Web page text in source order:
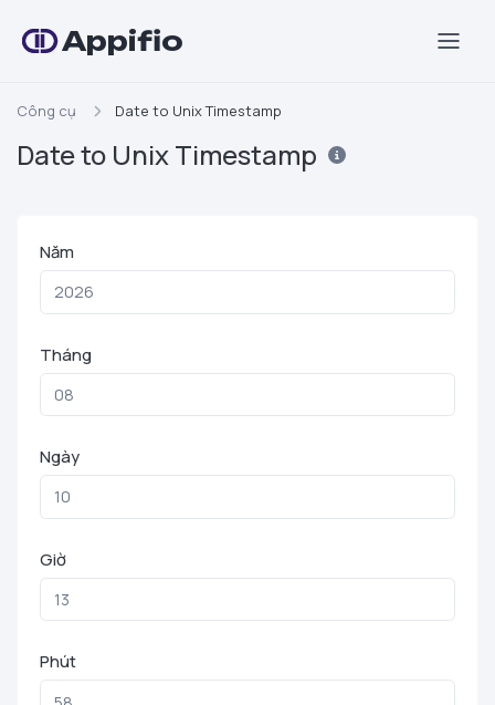
Appifio
Công cụ Date to Unix Timestamp
Date to Unix Timestamp
Năm
Tháng
Ngày
Giờ
Phút